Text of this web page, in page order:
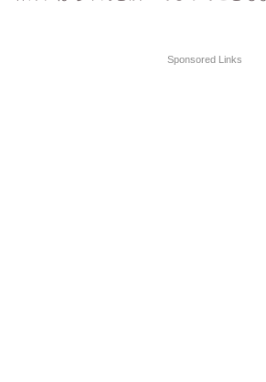
Sponsored Links